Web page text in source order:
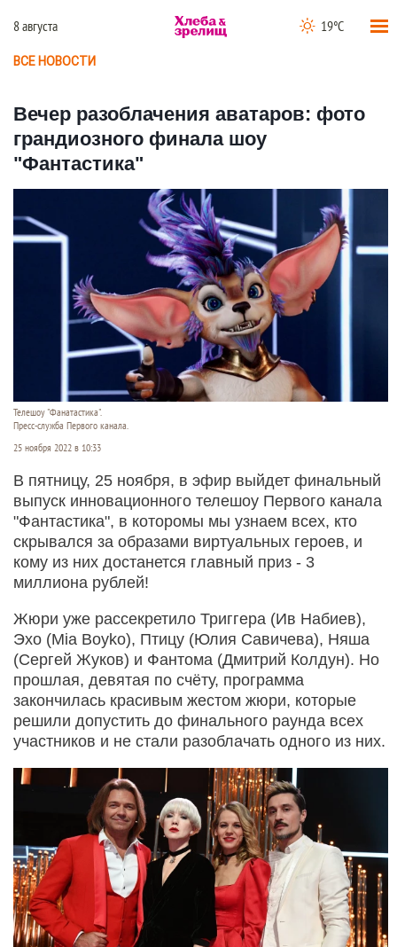
8 августа 19°C
ВСЕ НОВОСТИ
Вечер разоблачения аватаров: фото
грандиозного финала шоу
"Фантастика"
Телешоу "Фанатастика".
Пресс-служба Первого канала.
25 ноября 2022 в 10:33
В пятницу, 25 ноября, в эфир выйдет финальный
выпуск инновационного телешоу Первого канала
"Фантастика", в которомы мы узнаем всех, кто
скрывался за образами виртуальных героев, и
кому из них достанется главный приз - 3
миллиона рублей!
Жюри уже рассекретило Триггера (Ив Набиев),
Эхо (Mia Boyko), Птицу (Юлия Савичева), Няша
(Сергей Жуков) и Фантома (Дмитрий Колдун). Но
прошлая, девятая по счёту, программа
закончилась красивым жестом жюри, которые
решили допустить до финального раунда всех
участников и не стали разоблачать одного из них.